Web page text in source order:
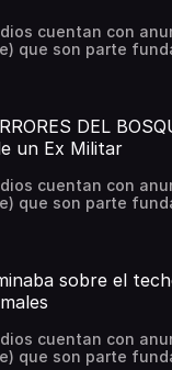
cuentan con
que son parte
en pie. Buenas
11va entrega de
en los comentarios
paranormal?
Hosted
DEL
un Ex Militar
cuentan con
que son parte
en pie. Gracias por
Disfruten el
a:
See acast.com/
sobre el
cuentan con
que son parte